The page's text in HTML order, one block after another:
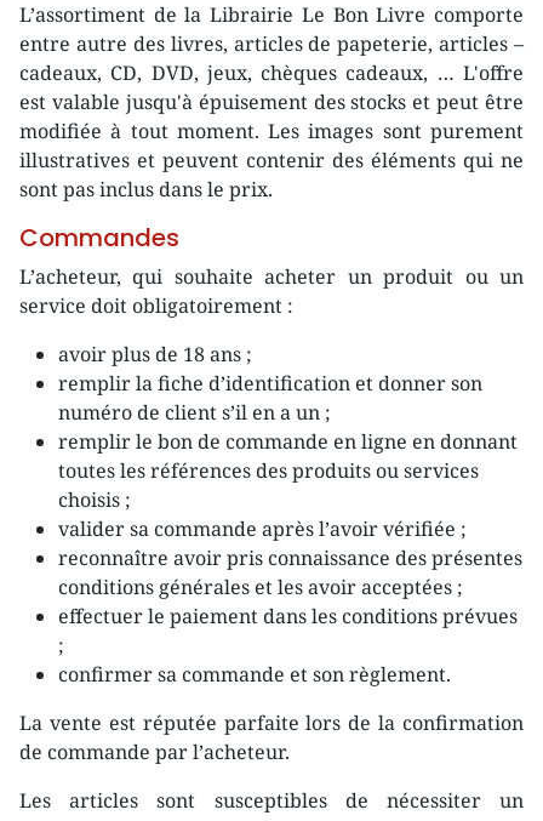
L’assortiment de la Librairie Le Bon Livre comporte
entre autre des livres, articles de papeterie, articles –
cadeaux, CD, DVD, jeux, chèques cadeaux, … L'offre
est valable jusqu'à épuisement des stocks et peut être
modifiée à tout moment. Les images sont purement
illustratives et peuvent contenir des éléments qui ne
sont pas inclus dans le prix.
Commandes
L’acheteur, qui souhaite acheter un produit ou un
service doit obligatoirement :
avoir plus de 18 ans ;
remplir la fiche d’identification et donner son
numéro de client s’il en a un ;
remplir le bon de commande en ligne en donnant
toutes les références des produits ou services
choisis ;
valider sa commande après l’avoir vérifiée ;
reconnaître avoir pris connaissance des présentes
conditions générales et les avoir acceptées ;
effectuer le paiement dans les conditions prévues
;
confirmer sa commande et son règlement.
La vente est réputée parfaite lors de la confirmation
de commande par l’acheteur.
Les articles sont susceptibles de nécessiter un